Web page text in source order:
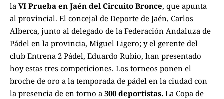
la VI Prueba en Jaén del Circuito Bronce, que apunta
al provincial. El concejal de Deporte de Jaén, Carlos
Alberca, junto al delegado de la Federación Andaluza de
Pádel en la provincia, Miguel Ligero; y el gerente del
club Entrena 2 Pádel, Eduardo Rubio, han presentado
hoy estas tres competiciones. Los torneos ponen el
broche de oro a la temporada de pádel en la ciudad con
la presencia de en torno a 300 deportistas. La Copa de